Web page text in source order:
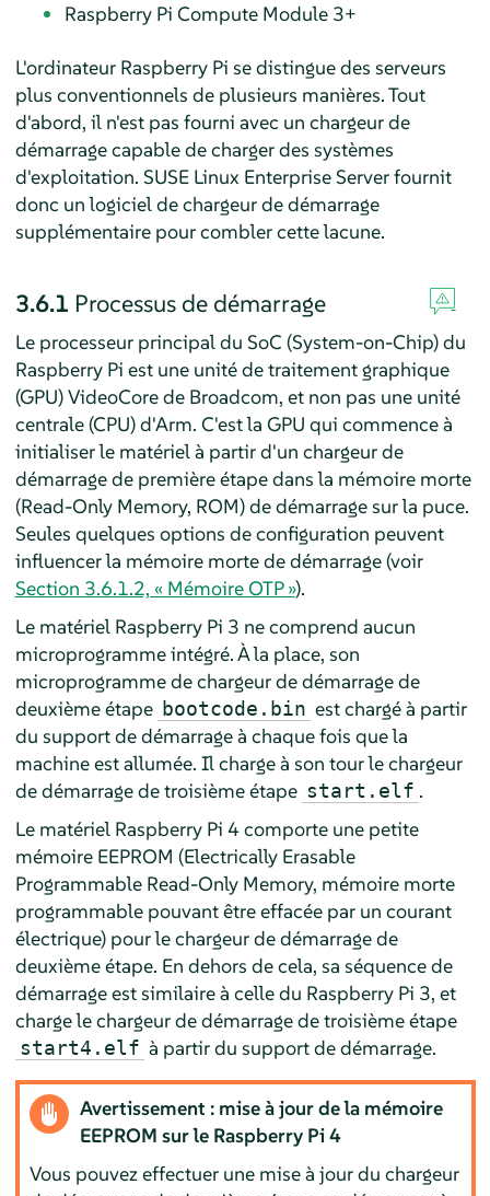
Raspberry Pi Compute Module 3+
L'ordinateur Raspberry Pi se distingue des serveurs
plus conventionnels de plusieurs manières. Tout
d'abord, il n'est pas fourni avec un chargeur de
démarrage capable de charger des systèmes
d'exploitation. SUSE Linux Enterprise Serverfournit
donc un logiciel de chargeur de démarrage
supplémentaire pour combler cette lacune.
3.6.1 Processus de démarrage
Le processeur principal du SoC (System-on-Chip) du
Raspberry Pi est une unité de traitement graphique
(GPU) VideoCore de Broadcom, et non pas une unité
centrale (CPU) d'Arm. C'est la GPU qui commence à
initialiser le matériel à partir d'un chargeur de
démarrage de première étape dans la mémoire morte
(Read-Only Memory, ROM) de démarrage sur la puce.
Seules quelques options de configuration peuvent
influencer la mémoire morte de démarrage (voir
Section 3.6.1.2, « Mémoire OTP »).
Le matériel Raspberry Pi 3 ne comprend aucun
microprogramme intégré. À la place, son
microprogramme de chargeur de démarrage de
deuxième étape bootcode.bin est chargé à partir
du support de démarrage à chaque fois que la
machine est allumée. Il charge à son tour le chargeur
de démarrage de troisième étape start.elf .
Le matériel Raspberry Pi 4 comporte une petite
mémoire EEPROM (Electrically Erasable
Programmable Read-Only Memory, mémoire morte
programmable pouvant être effacée par un courant
électrique) pour le chargeur de démarrage de
deuxième étape. En dehors de cela, sa séquence de
démarrage est similaire à celle du Raspberry Pi 3, et
charge le chargeur de démarrage de troisième étape
start4.elf à partir du support de démarrage.
Avertissement : mise à jour de la mémoire
EEPROM sur le Raspberry Pi 4
Vous pouvez effectuer une mise à jour du chargeur